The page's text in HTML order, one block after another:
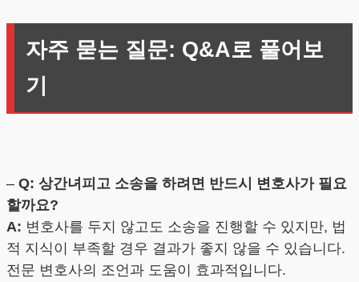
자주 묻는 질문: Q&A로 풀어보
기
– Q: 상간녀피고 소송을 하려면 반드시 변호사가 필요
할까요?
A: 변호사를 두지 않고도 소송을 진행할 수 있지만, 법
적 지식이 부족할 경우 결과가 좋지 않을 수 있습니다.
전문 변호사의 조언과 도움이 효과적입니다.